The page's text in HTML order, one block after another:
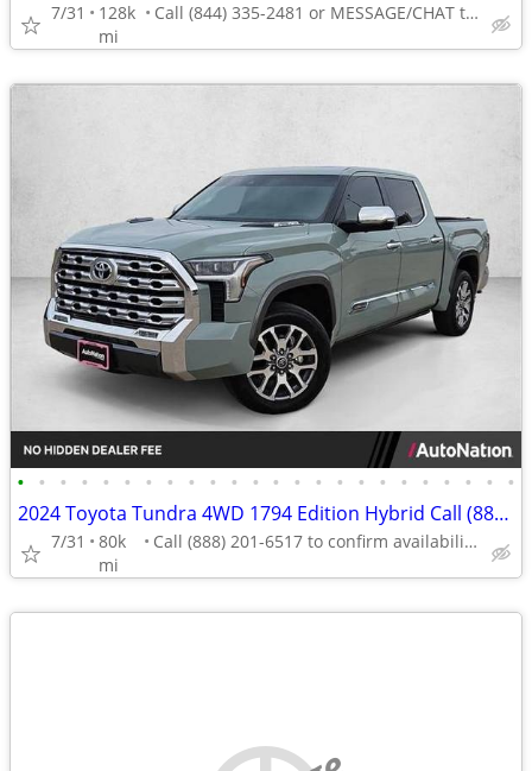
7/31
128k
mi
Call (844) 335-2481 or MESSAGE/CHAT to confirm availability
• • • • • • • • • • • • • • • • • • • • • • • •
2024 Toyota Tundra 4WD 1794 Edition Hybrid Call (888) 201-6517
7/31
80k
mi
Call (888) 201-6517 to confirm availability - May 14th